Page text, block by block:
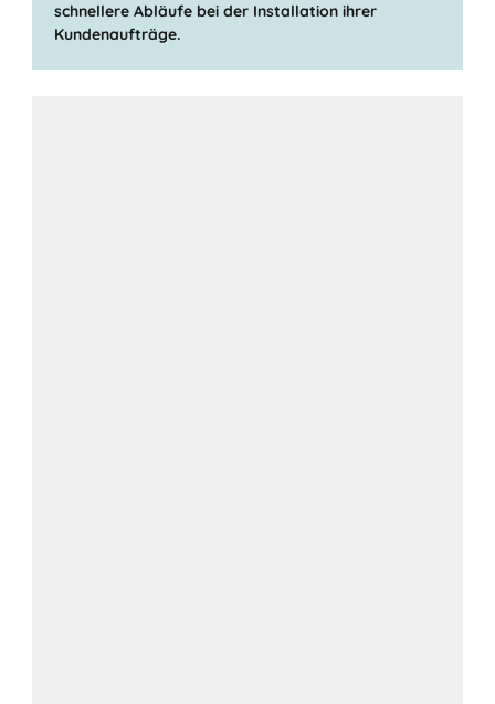
schnellere Abläufe bei der Installation ihrer
Kundenaufträge.